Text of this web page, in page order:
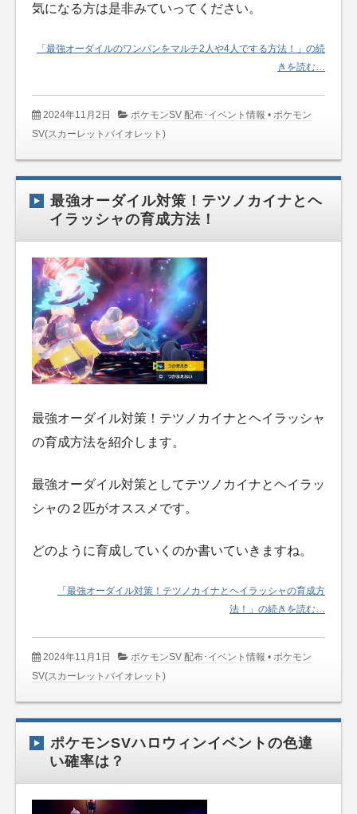
気になる方は是非みていってください。
「最強オーダイルのワンパンをマルチ2人や4人でする方法！」の続
きを読む…
2024年11月2日 ポケモンSV 配布･イベント情報 •ポケモン
SV(スカーレットバイオレット)
最強オーダイル対策！テツノカイナとヘ
イラッシャの育成方法！
最強オーダイル対策！テツノカイナとヘイラッシャ
の育成方法を紹介します。
最強オーダイル対策としてテツノカイナとヘイラッ
シャの２匹がオススメです。
どのように育成していくのか書いていきますね。
「最強オーダイル対策！テツノカイナとヘイラッシャの育成方
法！」の続きを読む…
2024年11月1日 ポケモンSV 配布･イベント情報 •ポケモン
SV(スカーレットバイオレット)
ポケモンSVハロウィンイベントの色違
い確率は？